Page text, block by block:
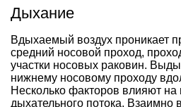
Дыхание
Вдыхаемый воздух проникает
средний носовой проход,
участки носовых раковин.
нижнему носовому проходу
Несколько факторов влияют на
дыхательного потока. Взаимно